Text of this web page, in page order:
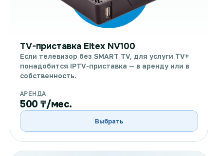
TV-приставка Eltex NV100
Если телевизор без SMART TV, для услуги TV+
понадобится IPTV-приставка — в аренду или в
собственность.
АРЕНДА
500 ₸/мес.
Выбрать